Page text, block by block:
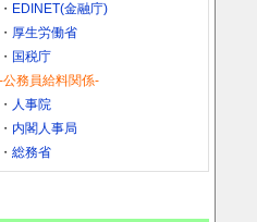
・ EDINET(金融庁)
・ 厚生労働省
・ 国税庁
-公務員給料関係-
・ 人事院
・ 内閣人事局
・総務省